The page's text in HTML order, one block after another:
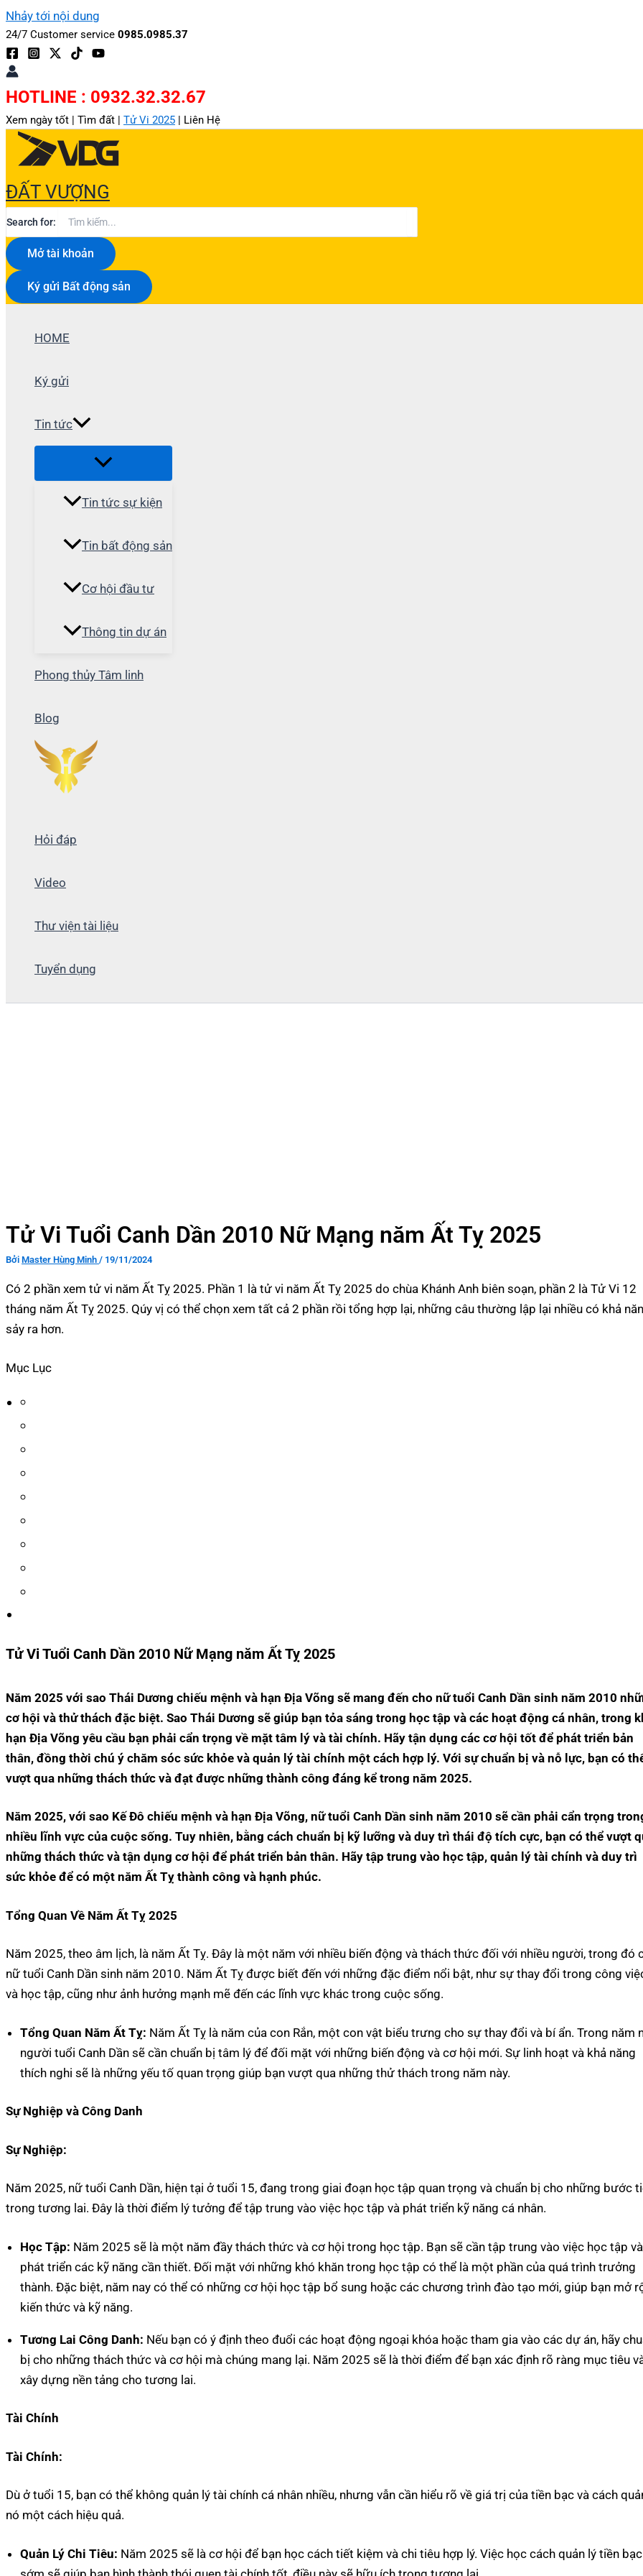
Nhảy tới nội dung
24/7 Customer service 0985.0985.37
HOTLINE : 0932.32.32.67
Xem ngày tốt | Tìm đất | Tử Vi 2025 | Liên Hệ
ĐẤT VƯỢNG
Search for:
Mở tài khoản
Ký gửi Bất động sản
HOME
Ký gửi
Tin tức
Tin tức sự kiện
Tin bất động sản
Cơ hội đầu tư
Thông tin dự án
Phong thủy Tâm linh
Blog
Hỏi đáp
Video
Thư viện tài liệu
Tuyển dụng
Tử Vi Tuổi Canh Dần 2010 Nữ Mạng năm Ất Tỵ 2025
Bởi Master Hùng Minh / 19/11/2024
Có 2 phần xem tử vi năm Ất Tỵ 2025. Phần 1 là tử vi năm Ất Tỵ 2025 do chùa Khánh Anh biên soạn, phần 2 là Tử Vi 12
tháng năm Ất Tỵ 2025. Qúy vị có thể chọn xem tất cả 2 phần rồi tổng hợp lại, những câu thường lập lại nhiều có khả
sảy ra hơn.
Mục Lục
Tử Vi Tuổi Canh Dần 2010 Nữ Mạng năm Ất Tỵ 2025
Năm 2025 với sao Thái Dương chiếu mệnh và hạn Địa Võng sẽ mang đến cho nữ tuổi Canh Dần sinh năm 2010
cơ hội và thử thách đặc biệt. Sao Thái Dương sẽ giúp bạn tỏa sáng trong học tập và các hoạt động cá nhân, trong
hạn Địa Võng yêu cầu bạn phải cẩn trọng về mặt tâm lý và tài chính. Hãy tận dụng các cơ hội tốt để phát triển bản
thân, đồng thời chú ý chăm sóc sức khỏe và quản lý tài chính một cách hợp lý. Với sự chuẩn bị và nỗ lực, bạn có
vượt qua những thách thức và đạt được những thành công đáng kể trong năm 2025.
Năm 2025, với sao Kế Đô chiếu mệnh và hạn Địa Võng, nữ tuổi Canh Dần sinh năm 2010 sẽ cần phải cẩn trọng
nhiều lĩnh vực của cuộc sống. Tuy nhiên, bằng cách chuẩn bị kỹ lưỡng và duy trì thái độ tích cực, bạn có thể vượt
những thách thức và tận dụng cơ hội để phát triển bản thân. Hãy tập trung vào học tập, quản lý tài chính và duy trì
sức khỏe để có một năm Ất Tỵ thành công và hạnh phúc.
Tổng Quan Về Năm Ất Tỵ 2025
Năm 2025, theo âm lịch, là năm Ất Tỵ. Đây là một năm với nhiều biến động và thách thức đối với nhiều người, trong đó
nữ tuổi Canh Dần sinh năm 2010. Năm Ất Tỵ được biết đến với những đặc điểm nổi bật, như sự thay đổi trong công
và học tập, cũng như ảnh hưởng mạnh mẽ đến các lĩnh vực khác trong cuộc sống.
Tổng Quan Năm Ất Tỵ: Năm Ất Tỵ là năm của con Rắn, một con vật biểu trưng cho sự thay đổi và bí ẩn. Trong năm
người tuổi Canh Dần sẽ cần chuẩn bị tâm lý để đối mặt với những biến động và cơ hội mới. Sự linh hoạt và khả năng
thích nghi sẽ là những yếu tố quan trọng giúp bạn vượt qua những thử thách trong năm này.
Sự Nghiệp và Công Danh
Sự Nghiệp:
Năm 2025, nữ tuổi Canh Dần, hiện tại ở tuổi 15, đang trong giai đoạn học tập quan trọng và chuẩn bị cho những bước
trong tương lai. Đây là thời điểm lý tưởng để tập trung vào việc học tập và phát triển kỹ năng cá nhân.
Học Tập: Năm 2025 sẽ là một năm đầy thách thức và cơ hội trong học tập. Bạn sẽ cần tập trung vào việc học tập và
phát triển các kỹ năng cần thiết. Đối mặt với những khó khăn trong học tập có thể là một phần của quá trình trưởng
thành. Đặc biệt, năm nay có thể có những cơ hội học tập bổ sung hoặc các chương trình đào tạo mới, giúp bạn mở
kiến thức và kỹ năng.
Tương Lai Công Danh: Nếu bạn có ý định theo đuổi các hoạt động ngoại khóa hoặc tham gia vào các dự án, hãy
bị cho những thách thức và cơ hội mà chúng mang lại. Năm 2025 sẽ là thời điểm để bạn xác định rõ ràng mục tiêu
xây dựng nền tảng cho tương lai.
Tài Chính
Tài Chính:
Dù ở tuổi 15, bạn có thể không quản lý tài chính cá nhân nhiều, nhưng vẫn cần hiểu rõ về giá trị của tiền bạc và cách
nó một cách hiệu quả.
Quản Lý Chi Tiêu: Năm 2025 sẽ là cơ hội để bạn học cách tiết kiệm và chi tiêu hợp lý. Việc học cách quản lý tiền